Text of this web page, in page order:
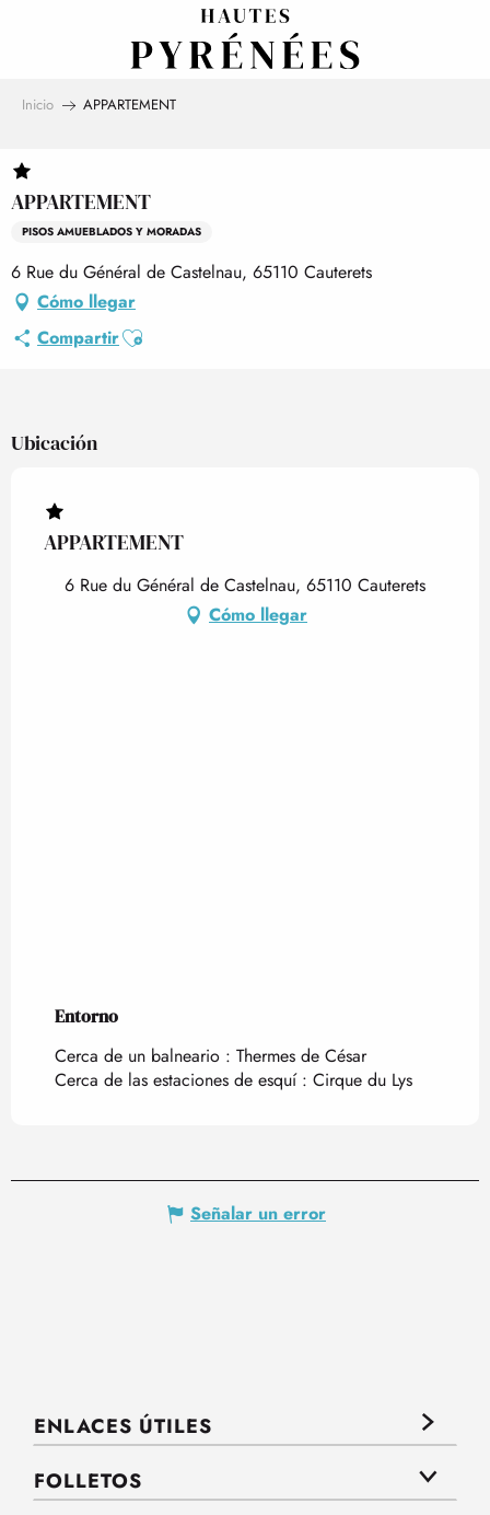
Inicio APPARTEMENT
APPARTEMENT
PISOS AMUEBLADOS Y MORADAS
6 Rue du Général de Castelnau, 65110 Cauterets
Cómo llegar
CompartirAjouter aux favoris
Ubicación
APPARTEMENT
6 Rue du Général de Castelnau, 65110 Cauterets
Cómo llegar
Entorno
Entorno
Cerca de un balneario : Thermes de César
Cerca de las estaciones de esquí : Cirque du Lys
Señalar un error
ENLACES ÚTILES
FOLLETOS